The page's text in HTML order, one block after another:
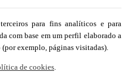
para fins analíticos e para
com base em um perfil elaborado a
exemplo, páginas visitadas).
de cookies.